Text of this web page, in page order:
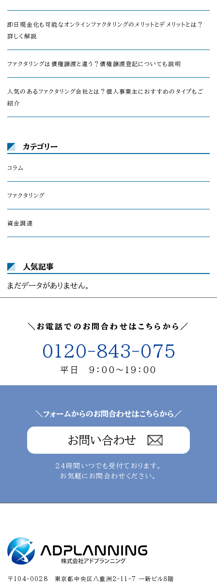
即日現金化も可能なオンラインファクタリングのメリットとデメリットとは？
詳しく解説
ファクタリングは債権譲渡と違う？債権譲渡登記についても説明
人気のあるファクタリング会社とは？個人事業主におすすめのタイプもご
紹介
カテゴリー
コラム
ファクタリング
資金調達
人気記事
まだデータがありません。
＼お電話でのお問合わせはこちらから／
0120-843-075
平日 9：00～19：00
＼フォームからのお問合わせはこちらから／
お問い合わせ
24時間いつでも受付ております。
お気軽にお問合わせください。
〒104-0028 東京都中央区八重洲2-11-7 一新ビル８階